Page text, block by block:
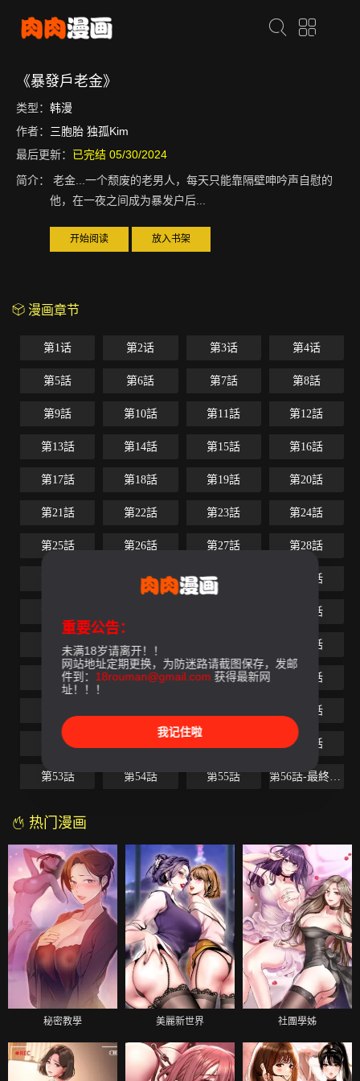
《暴發戶老金》
类型： 韩漫
作者： 三胞胎 独孤Kim
最后更新： 已完结 05/30/2024
简介：
老金...一个颓废的老男人，每天只能靠隔壁呻吟声自慰的
他，在一夜之间成为暴发户后...
开始阅读 放入书架
漫画章节
第1话 第2话 第3话 第4话
第5話 第6話 第7話 第8話
第9話 第10話 第11話 第12話
第13話 第14話 第15話 第16話
第17話 第18話 第19話 第20話
第21話 第22話 第23話 第24話
第25話 第26話 第27話 第28話
第30話 第31話 第32話
第36話
第37話 第38話 第40話
第41話 第42話 第43話 第44話
第48話
第49話 第52話
第53話 第54話 第55話 第56話-最終話（完结）
热门漫画
秘密教學 美麗新世界 社團學姊
重要公告：
未满18岁请离开！！
网站地址定期更换，为防迷路请截图保存，发邮
件到： 18rouman@gmail.com 获得最新网
址！！！
我记住啦